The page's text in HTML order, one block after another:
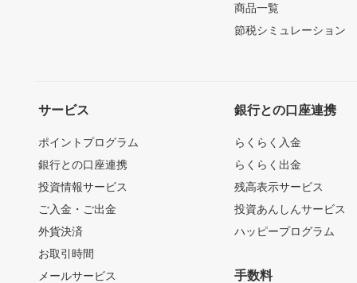
商品一覧
節税シミュレーション
サービス
ポイントプログラム
銀行との口座連携
投資情報サービス
ご入金・ご出金
外貨決済
お取引時間
メールサービス
銀行との口座連携
らくらく入金
らくらく出金
残高表示サービス
投資あんしんサービス
ハッピープログラム
手数料